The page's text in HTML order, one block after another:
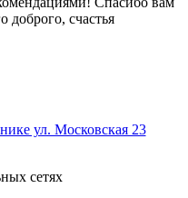
доброго, счастья
ул. Московская 23
сетях